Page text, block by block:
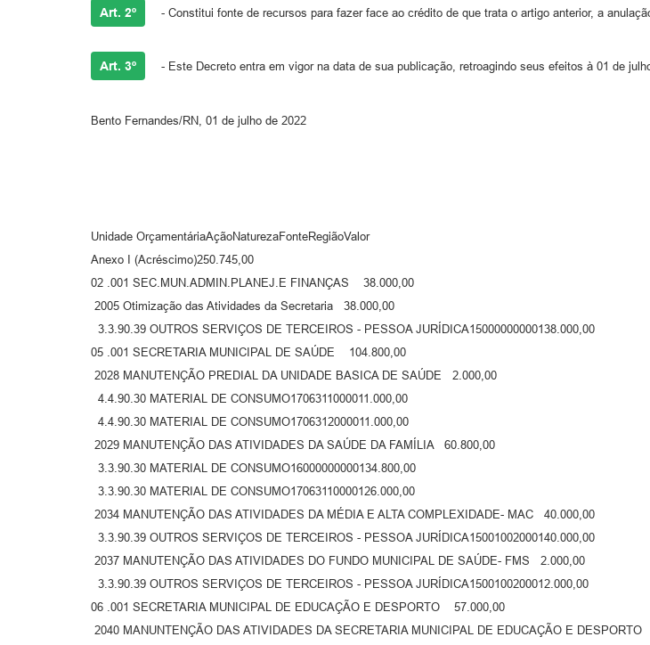
Art. 2º - Constitui fonte de recursos para fazer face ao crédito de que trata o artigo anterior, a
Art. 3º - Este Decreto entra em vigor na data de sua publicação, retroagindo seus efeitos à 01 de
Bento Fernandes/RN, 01 de julho de 2022
Unidade OrçamentáriaAçãoNaturezaFonteRegiãoValor
Anexo I (Acréscimo)250.745,00
02 .001 SEC.MUN.ADMIN.PLANEJ.E FINANÇAS 38.000,00
2005 Otimização das Atividades da Secretaria 38.000,00
3.3.90.39 OUTROS SERVIÇOS DE TERCEIROS - PESSOA JURÍDICA15000000000138.000,00
05 .001 SECRETARIA MUNICIPAL DE SAÚDE 104.800,00
2028 MANUTENÇÃO PREDIAL DA UNIDADE BASICA DE SAÚDE 2.000,00
4.4.90.30 MATERIAL DE CONSUMO1706311000011.000,00
4.4.90.30 MATERIAL DE CONSUMO1706312000011.000,00
2029 MANUTENÇÃO DAS ATIVIDADES DA SAÚDE DA FAMÍLIA 60.800,00
3.3.90.30 MATERIAL DE CONSUMO16000000000134.800,00
3.3.90.30 MATERIAL DE CONSUMO17063110000126.000,00
2034 MANUTENÇÃO DAS ATIVIDADES DA MÉDIA E ALTA COMPLEXIDADE- MAC 40.000,00
3.3.90.39 OUTROS SERVIÇOS DE TERCEIROS - PESSOA JURÍDICA15001002000140.000,00
2037 MANUTENÇÃO DAS ATIVIDADES DO FUNDO MUNICIPAL DE SAÚDE- FMS 2.000,00
3.3.90.39 OUTROS SERVIÇOS DE TERCEIROS - PESSOA JURÍDICA1500100200012.000,00
06 .001 SECRETARIA MUNICIPAL DE EDUCAÇÃO E DESPORTO 57.000,00
2040 MANUNTENÇÃO DAS ATIVIDADES DA SECRETARIA MUNICIPAL DE EDUCAÇÃO E